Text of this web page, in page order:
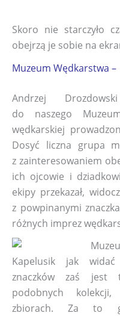
Skoro nie starczyło
obejrzą je sobie na
Muzeum Wędkarstwa –
Andrzej
do naszego
wędkarskiej
Dosyć liczna grupa
z zainteresowaniem
ich ojcowie i
ekipy przekazał,
z powpinanymi
różnych imprez
Kapelusik jak
znaczków zaś jest
podobnych
zbiorach. Za to